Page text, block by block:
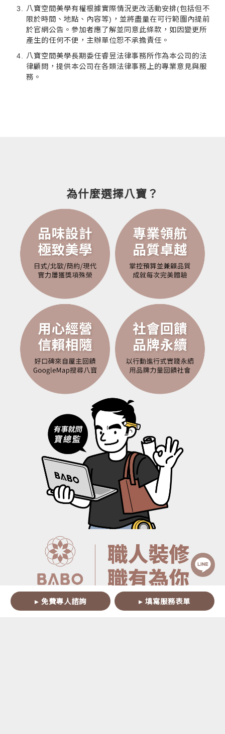
【極】系列
最新消息
設計專欄
聯絡諮詢
八寶空間美學有權根據實際情況更改活動安排(包括但不
限於時間、地點、內容等)，並將盡量在可行範圍內提前
於官網公告。參加者應了解並同意此條款，如因變更所
產生的任何不便，主辦單位恕不承擔責任。
八寶空間美學長期委任睿昱法律事務所作為本公司的法
律顧問，提供本公司在各類法律事務上的專業意見與服
務。
為什麼選擇八寶？
▸ 免費專人諮詢 ▸ 填寫服務表單